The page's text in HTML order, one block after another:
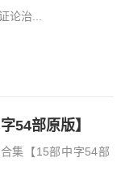
论治...
54部原版】
集【15部中字54部